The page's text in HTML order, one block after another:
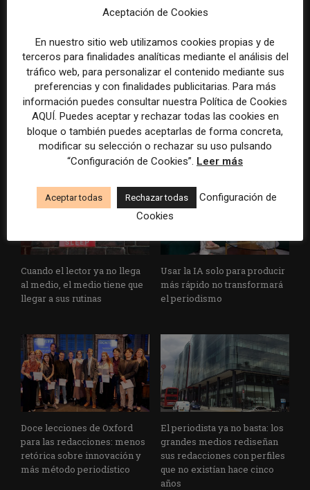
El buzón como nueva
portada: la estrategia de los
medios para conquistar
ciudad a ciudad
Cómo adelantarse a los
resúmenes con IA de Google
en las noticias de última hora:
el ejemplo de USA Today
durante el Mundial de...
Cuando el lector ya no llega
al medio, el medio tiene que
llegar a sus rutinas
Usar la IA solo para producir
más rápido no transformará
el periodismo
Doce lecciones de Oxford
para las redacciones: menos
retórica sobre innovación y
más método periodístico
El periodista ya no basta: los
grandes medios rediseñan
sus redacciones con perfiles
que no existían hace cinco
años
Aceptación de Cookies
En nuestro sitio web utilizamos cookies propias y de
terceros para finalidades analíticas mediante el análisis del
tráfico web, para personalizar el contenido mediante sus
preferencias y con finalidades publicitarias. Para más
información puedes consultar nuestra Política de Cookies
AQUÍ. Puedes aceptar y rechazar todas las cookies en
bloque o también puedes aceptarlas de forma concreta,
modificar su selección o rechazar su uso pulsando
“Configuración de Cookies”. Leer más
Aceptar todas Rechazar todas
Configuración de
Cookies